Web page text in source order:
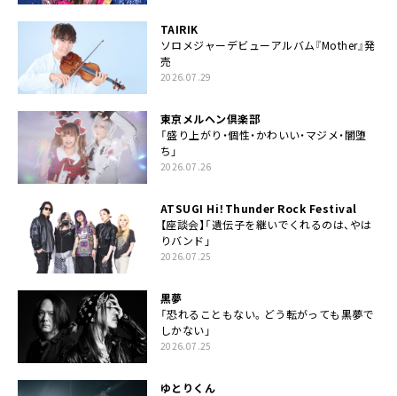
TAIRIK
ソロメジャーデビューアルバム『Mother』発
売
2026.07.29
東京メルヘン倶楽部
「盛り上がり・個性・かわいい・マジメ・闇堕
ち」
2026.07.26
ATSUGI Hi！Thunder Rock Festival
【座談会】「遺伝子を継いでくれるのは、やは
りバンド」
2026.07.25
黒夢
「恐れることもない。どう転がっても黒夢で
しかない」
2026.07.25
ゆとりくん